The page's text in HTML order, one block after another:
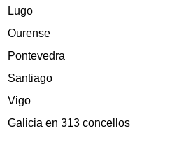
Lugo
Ourense
Pontevedra
Santiago
Vigo
Galicia en 313 concellos